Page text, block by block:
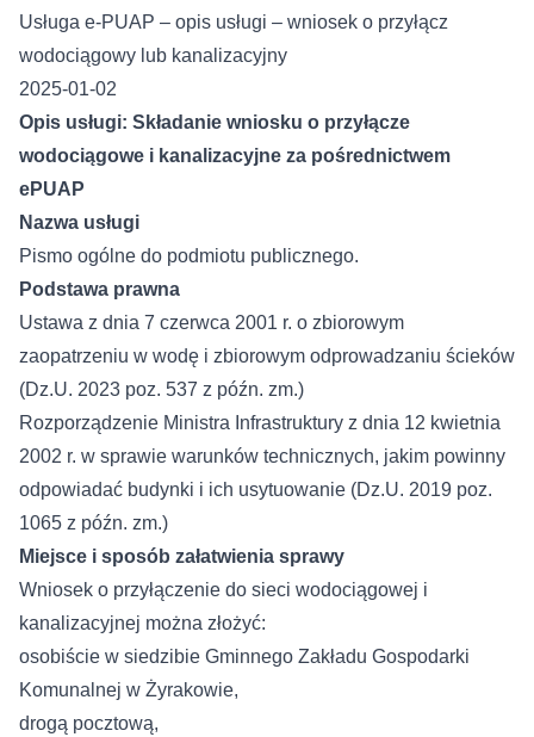
Usługa e-PUAP – opis usługi – wniosek o przyłącz
wodociągowy lub kanalizacyjny
2025-01-02
Opis usługi: Składanie wniosku o przyłącze
wodociągowe i kanalizacyjne za pośrednictwem
ePUAP
Nazwa usługi
Pismo ogólne do podmiotu publicznego.
Podstawa prawna
Ustawa z dnia 7 czerwca 2001 r. o zbiorowym
zaopatrzeniu w wodę i zbiorowym odprowadzaniu ścieków
(Dz.U. 2023 poz. 537 z późn. zm.)
Rozporządzenie Ministra Infrastruktury z dnia 12 kwietnia
2002 r. w sprawie warunków technicznych, jakim powinny
odpowiadać budynki i ich usytuowanie (Dz.U. 2019 poz.
1065 z późn. zm.)
Miejsce i sposób załatwienia sprawy
Wniosek o przyłączenie do sieci wodociągowej i
kanalizacyjnej można złożyć:
osobiście w siedzibie Gminnego Zakładu Gospodarki
Komunalnej w Żyrakowie,
drogą pocztową,